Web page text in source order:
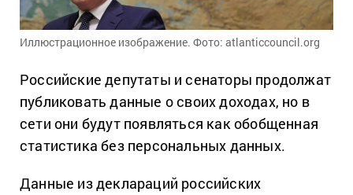
Иллюстрационное изображение. Фото: atlanticcouncil.org
Российские депутаты и сенаторы продолжат
публиковать данные о своих доходах, но в
сети они будут появляться как обобщенная
статистика без персональных данных.
Данные из деклараций российских